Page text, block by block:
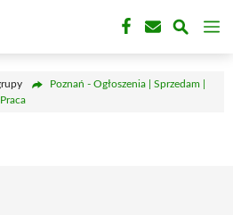
Poznań - Ogłoszenia | Sprzedam |